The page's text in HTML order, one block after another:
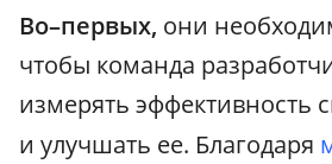
Во–первых, они
чтобы команда
измерять эффективность
и улучшать ее. Благодаря